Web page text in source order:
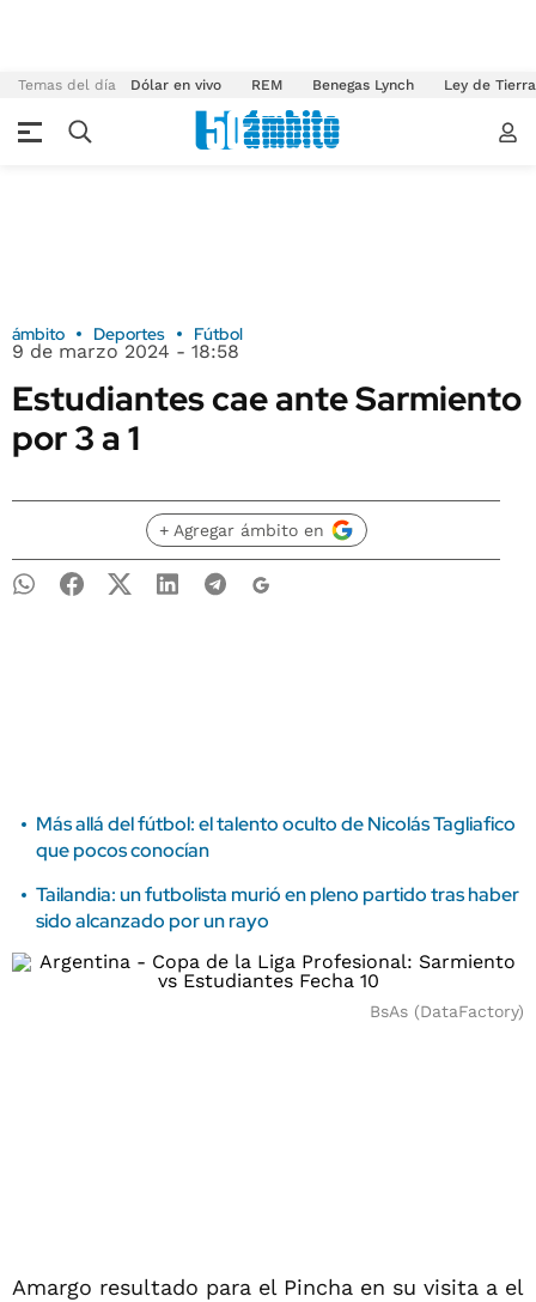
Temas del día Dólar en vivo REM Benegas Lynch Ley de
ámbito Deportes Fútbol
9 de marzo 2024 - 18:58
Estudiantes cae ante Sarmiento
por 3 a 1
+ Agregar ámbito en
Más allá del fútbol: el talento oculto de Nicolás Tagliafico
que pocos conocían
Tailandia: un futbolista murió en pleno partido tras haber
sido alcanzado por un rayo
BsAs (DataFactory)
Amargo resultado para el Pincha en su visita a el